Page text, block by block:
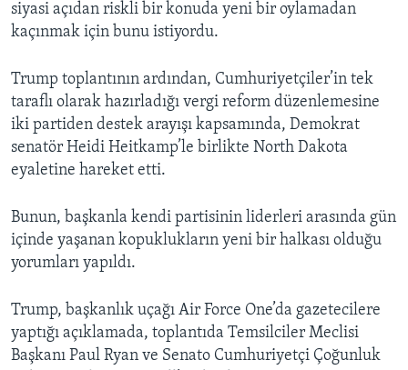
siyasi açıdan riskli bir konuda yeni bir oylamadan
kaçınmak için bunu istiyordu.
Trump toplantının ardından, Cumhuriyetçiler’in tek
taraflı olarak hazırladığı vergi reform düzenlemesine
iki partiden destek arayışı kapsamında, Demokrat
senatör Heidi Heitkamp’le birlikte North Dakota
eyaletine hareket etti.
Bunun, başkanla kendi partisinin liderleri arasında gün
içinde yaşanan kopuklukların yeni bir halkası olduğu
yorumları yapıldı.
Trump, başkanlık uçağı Air Force One’da gazetecilere
yaptığı açıklamada, toplantıda Temsilciler Meclisi
Başkanı Paul Ryan ve Senato Cumhuriyetçi Çoğunluk